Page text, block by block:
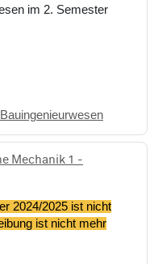
im 2. Semester
Mechanik 1 -
2024/2025 ist nicht
ist nicht mehr